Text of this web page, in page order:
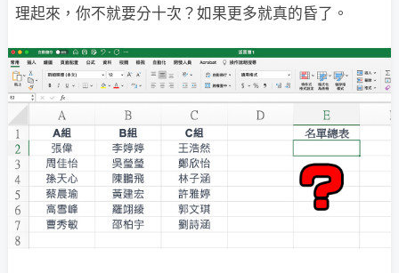
理起來，你不就要分十次？如果更多就真的昏了。